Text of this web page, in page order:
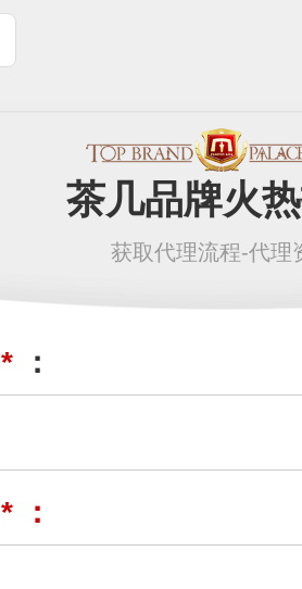
茶几品牌火
获取代理流程-代理
* ：
* ：